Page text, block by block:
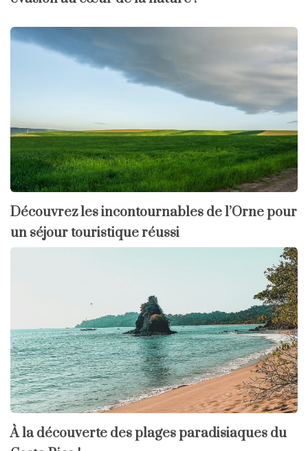
Découvrez les incontournables de l’Orne pour
un séjour touristique réussi
À la découverte des plages paradisiaques du